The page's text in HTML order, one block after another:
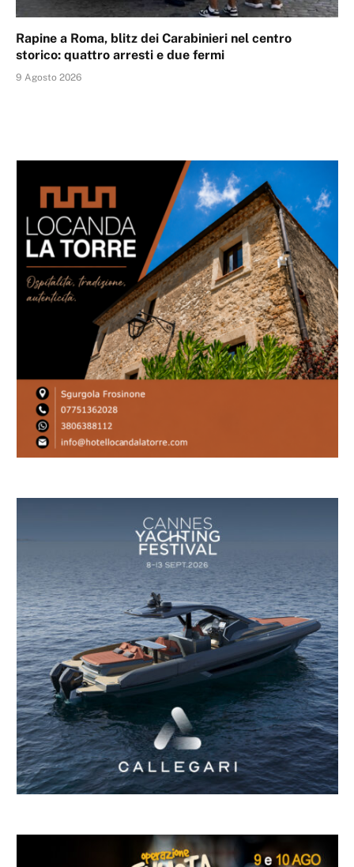
Rapine a Roma, blitz dei Carabinieri nel centro
storico: quattro arresti e due fermi
9 Agosto 2026